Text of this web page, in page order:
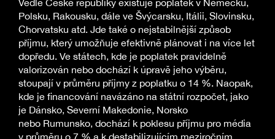
Vedle České republiky existuje poplatek v Německu,
Polsku, Rakousku, dále ve Švýcarsku, Itálii, Slovinsku,
Chorvatsku atd. Jde také o nejstabilnější způsob
příjmu, který umožňuje efektivně plánovat i na více let
dopředu. Ve státech, kde je poplatek pravidelně
valorizován nebo dochází k úpravě jeho výběru,
stoupají v průměru příjmy z poplatku o 14 %. Naopak,
kde je financování navázáno na státní rozpočet, jako
je Dánsko, Severní Makedonie, Norsko
nebo Rumunsko, dochází k poklesu příjmu pro média
v průměru o 7 % a k destabilizujícím meziročním